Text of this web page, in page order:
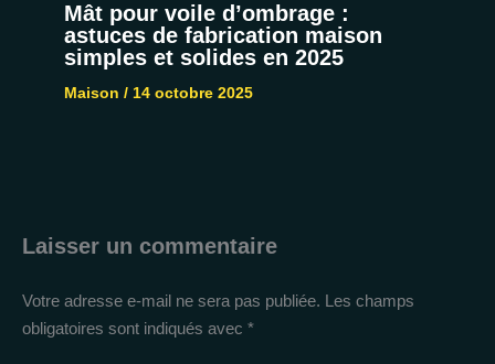
Mât pour voile d’ombrage :
astuces de fabrication maison
simples et solides en 2025
Maison / 14 octobre 2025
Laisser un commentaire
Votre adresse e-mail ne sera pas publiée. Les champs
obligatoires sont indiqués avec *